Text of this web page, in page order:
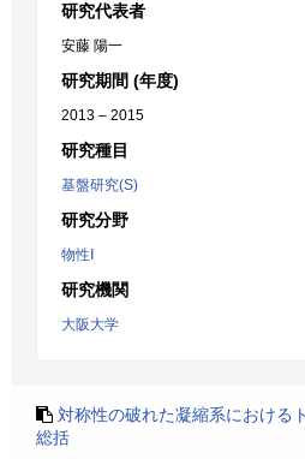
研究代表者
安藤 陽一
研究期間 (年度)
2013 – 2015
研究種目
基盤研究(S)
研究分野
物性Ⅰ
研究機関
大阪大学
対称性の破れた凝縮系における
総括